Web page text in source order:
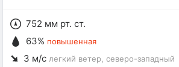
752 мм рт. ст.
63% повышенная
3 м/с легкий ветер , северо-западный